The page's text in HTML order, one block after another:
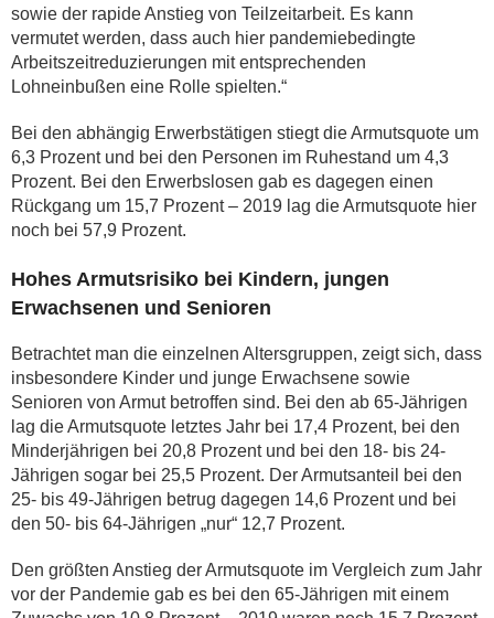
sowie der rapide Anstieg von Teilzeitarbeit. Es kann
vermutet werden, dass auch hier pandemiebedingte
Arbeitszeitreduzierungen mit entsprechenden
Lohneinbußen eine Rolle spielten.“
Bei den abhängig Erwerbstätigen stiegt die Armutsquote um
6,3 Prozent und bei den Personen im Ruhestand um 4,3
Prozent. Bei den Erwerbslosen gab es dagegen einen
Rückgang um 15,7 Prozent – 2019 lag die Armutsquote hier
noch bei 57,9 Prozent.
Hohes Armutsrisiko bei Kindern, jungen
Erwachsenen und Senioren
Betrachtet man die einzelnen Altersgruppen, zeigt sich, dass
insbesondere Kinder und junge Erwachsene sowie
Senioren von Armut betroffen sind. Bei den ab 65-Jährigen
lag die Armutsquote letztes Jahr bei 17,4 Prozent, bei den
Minderjährigen bei 20,8 Prozent und bei den 18- bis 24-
Jährigen sogar bei 25,5 Prozent. Der Armutsanteil bei den
25- bis 49-Jährigen betrug dagegen 14,6 Prozent und bei
den 50- bis 64-Jährigen „nur“ 12,7 Prozent.
Den größten Anstieg der Armutsquote im Vergleich zum Jahr
vor der Pandemie gab es bei den 65-Jährigen mit einem